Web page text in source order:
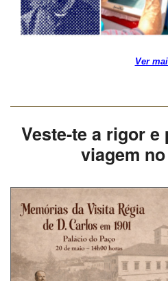
Ver
Veste-te a rigor
viagem